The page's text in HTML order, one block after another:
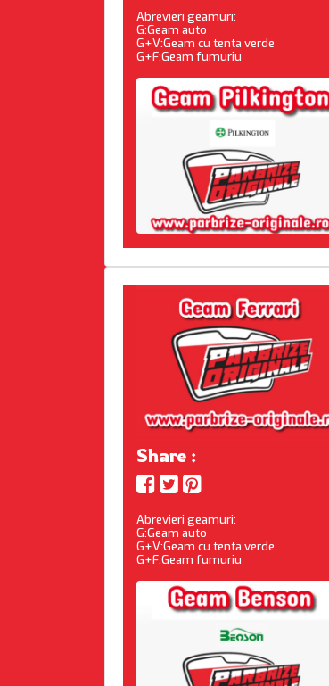
Abrevieri geamuri:
G:Geam auto
G+V:Geam cu tenta verde
G+F:Geam fumuriu
Share :
Abrevieri geamuri:
G:Geam auto
G+V:Geam cu tenta verde
G+F:Geam fumuriu